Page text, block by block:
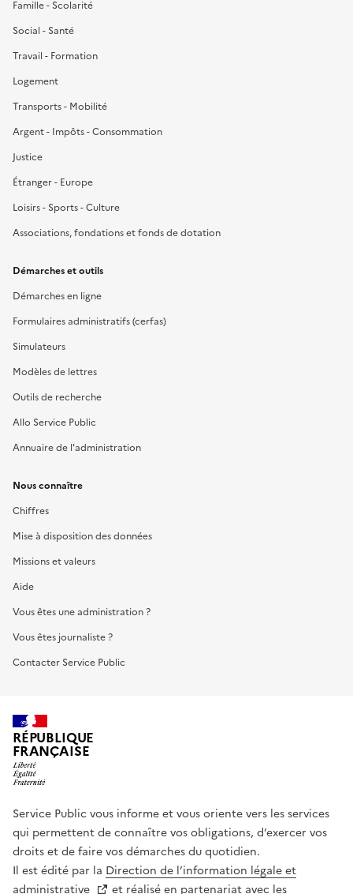
Famille - Scolarité
Social - Santé
Travail - Formation
Logement
Transports - Mobilité
Argent - Impôts - Consommation
Justice
Étranger - Europe
Loisirs - Sports - Culture
Associations, fondations et fonds de dotation
Démarches et outils
Démarches en ligne
Formulaires administratifs (cerfas)
Simulateurs
Modèles de lettres
Outils de recherche
Allo Service Public
Annuaire de l'administration
Nous connaître
Chiffres
Mise à disposition des données
Missions et valeurs
Aide
Vous êtes une administration ?
Vous êtes journaliste ?
Contacter Service Public
RÉPUBLIQUE
FRANÇAISE
Service Public vous informe et vous oriente vers les services
qui permettent de connaître vos obligations, d’exercer vos
droits et de faire vos démarches du quotidien.
Il est édité par la Direction de l’information légale et
administrative
et réalisé en partenariat avec les